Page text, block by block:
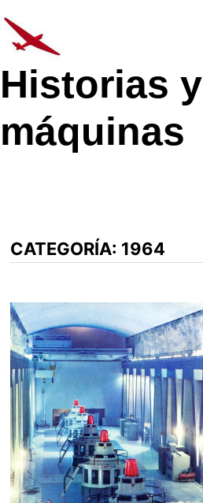
al
contenido
Historias y
máquinas
CATEGORÍA: 1964